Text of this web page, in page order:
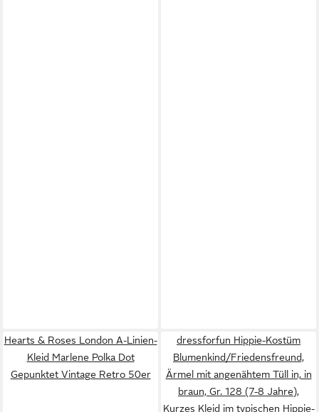
Hearts & Roses London A-Linien-
Kleid Marlene Polka Dot
Gepunktet Vintage Retro 50er
dressforfun Hippie-Kostüm
Blumenkind/Friedensfreund,
Ärmel mit angenähtem Tüll in, in
braun, Gr. 128 (7-8 Jahre),
Kurzes Kleid im typischen Hippie-